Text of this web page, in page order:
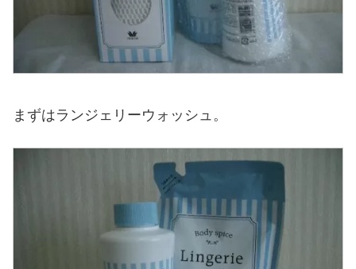
まずはランジェリーウォッシュ。